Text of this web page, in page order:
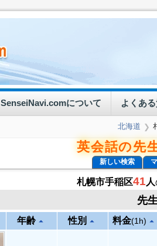
SenseiNavi.comについて よくあ
北海道 ❯
英会話の先
新しい検索
札幌市手稲区41 人
先
年齢arrow_drop_up 性別 arrow_drop_up 料金(1h) arrow_drop_up